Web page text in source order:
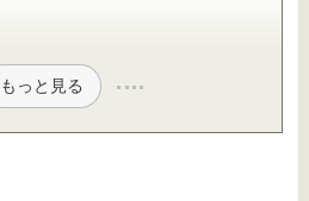
もっと見る